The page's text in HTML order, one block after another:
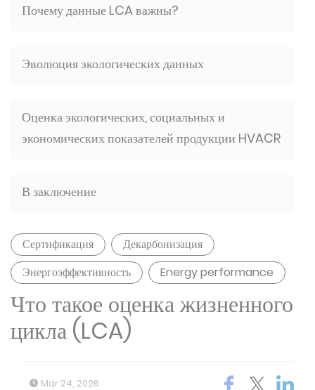
Почему данные LCA важны?
Эволюция экологических данных
Оценка экологических, социальных и
экономических показателей продукции HVACR
В заключение
Сертификация
Декарбонизация
Энергоэффективность
Energy performance
Что такое оценка жизненного
цикла (LCA)
Mar 24, 2026